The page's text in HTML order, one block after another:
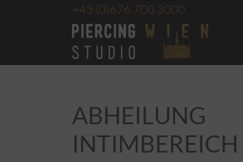
+43 (0)676 700 3000
ABHEILUNG
INTIMBEREICH